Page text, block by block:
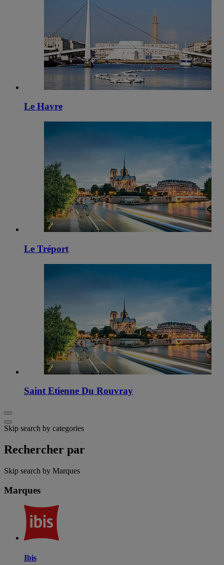
Le Havre
Le Tréport
Saint Etienne Du Rouvray
Skip search by categories
Rechercher par
Skip search by Marques
Marques
Ibis